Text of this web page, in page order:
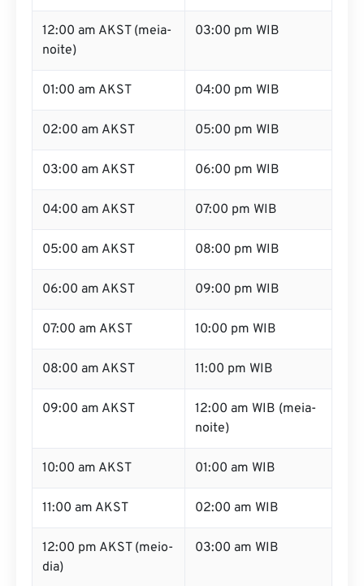
12:00 am AKST (meia-
noite)
03:00 pm WIB
01:00 am AKST 04:00 pm WIB
02:00 am AKST 05:00 pm WIB
03:00 am AKST 06:00 pm WIB
04:00 am AKST 07:00 pm WIB
05:00 am AKST 08:00 pm WIB
06:00 am AKST 09:00 pm WIB
07:00 am AKST 10:00 pm WIB
08:00 am AKST 11:00 pm WIB
09:00 am AKST
12:00 am WIB (meia-
noite)
10:00 am AKST 01:00 am WIB
11:00 am AKST 02:00 am WIB
12:00 pm AKST (meio-
dia)
03:00 am WIB